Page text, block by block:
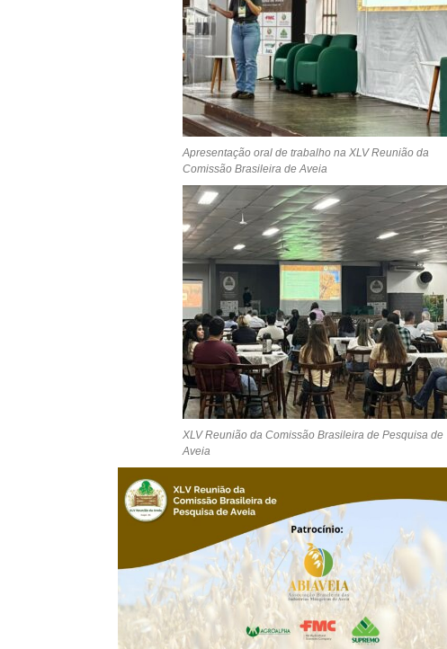
Apresentação oral de trabalho na XLV Reunião da
Comissão Brasileira de Aveia
XLV Reunião da Comissão Brasileira de Pesquisa de
Aveia